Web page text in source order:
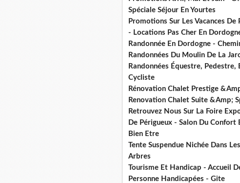
Spéciale Séjour En Yourtes
Promotions Sur Les Vacances De
- Locations Pas Cher En
Randonnée En Dordogne -
Randonnées Du Moulin De La
Randonnées Équestre, Pedestre,
Cycliste
Rénovation Chalet Prestige
Renovation Chalet Suite &Amp;
Retrouvez Nous Sur La Foire
De Périgueux - Salon Du Confort
Bien Etre
Tente Suspendue Nichée Dans Les
Arbres
Tourisme Et Handicap - Accueil
Personne Handicapées - Gite